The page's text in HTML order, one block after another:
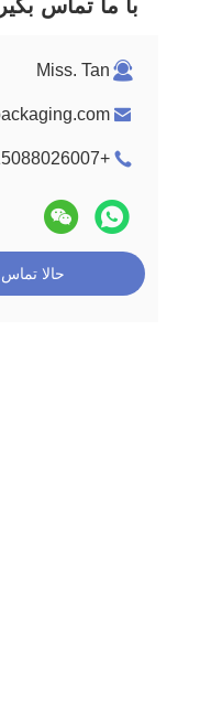
با ما تماس
Miss. Tan
+8615088026007
حالا تماس